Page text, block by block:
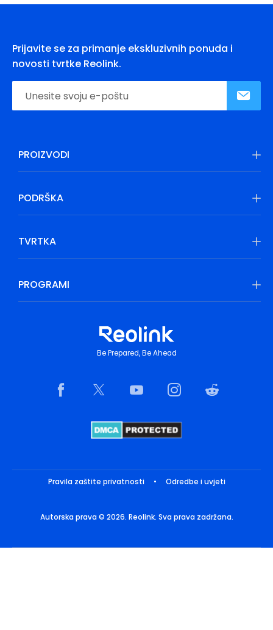
Prijavite se za primanje ekskluzivnih ponuda i
novosti tvrtke Reolink.
PROIZVODI
PODRŠKA
TVRTKA
PROGRAMI
Be Prepared, Be Ahead
Pravila zaštite privatnosti • Odredbe i uvjeti
Autorska prava © 2026. Reolink. Sva prava zadržana.